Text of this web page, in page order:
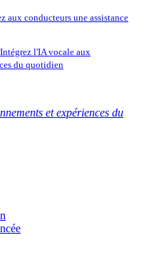
aux conducteurs une assistance
Intégrez l'IA vocale aux
du quotidien
et expériences du